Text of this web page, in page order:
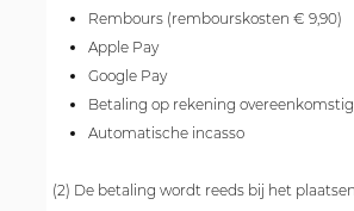
Rembours (rembourskosten € 9,90)
Apple Pay
Google Pay
Betaling op rekening
Automatische incasso
(2) De betaling wordt reeds bij het